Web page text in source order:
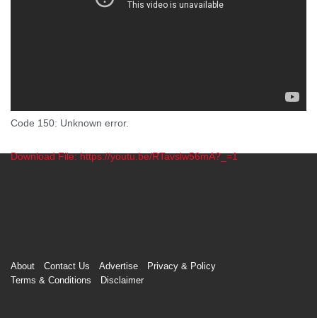
Code 150: Unknown error.
Download File: https://youtu.be/RTavslw56mA?_=1
About Contact Us Advertise
Privacy & Policy
Terms & Conditions
Disclaimer